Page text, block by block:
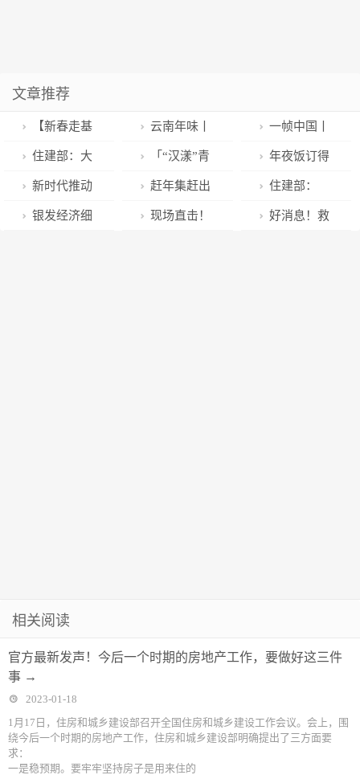
文章推荐
【新春走基
层】春天的守
护者——一位
独龙族女孩的
云南年味丨
今年回家带什
么？云南特色
年货了解一
一帧中国丨
脚下巴山蜀
水，笔下“仙
气”纵横
住建部：大
力支持刚性和
改善性住房需
「“汉漾”青
年人才」设计
智慧路灯让环
年夜饭订得
特火爆
新时代推动
法治进程2022
赶年集赶出
文化味
住建部：
2023年房地产
银发经济细 现场直击！ 好消息！救
相关阅读
官方最新发声！今后一个时期的房地产工作，要做好这三件
事 →
2023-01-18
1月17日，住房和城乡建设部召开全国住房和城乡建设工作会议。会上，围
绕今后一个时期的房地产工作，住房和城乡建设部明确提出了三方面要
求：
一是稳预期。要牢牢坚持房子是用来住的